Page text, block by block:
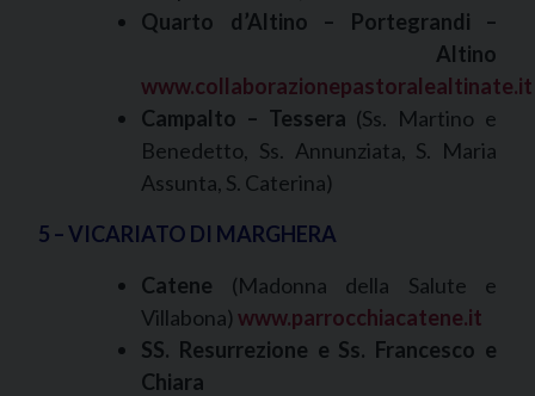
Quarto d’Altino – Portegrandi –
Altino
www.collaborazionepastoralealtinate.it
Campalto – Tessera (Ss. Martino e
Benedetto, Ss. Annunziata, S. Maria
Assunta, S. Caterina)
5 – VICARIATO DI MARGHERA
Catene (Madonna della Salute e
Villabona) www.parrocchiacatene.it
SS. Resurrezione e Ss. Francesco e
Chiara